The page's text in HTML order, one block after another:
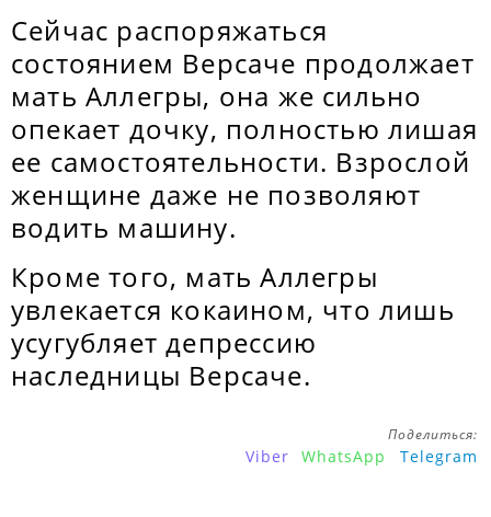
Сейчас распоряжаться
состоянием Версаче продолжает
мать Аллегры, она же сильно
опекает дочку, полностью лишая
ее самостоятельности. Взрослой
женщине даже не позволяют
водить машину.
Кроме того, мать Аллегры
увлекается кокаином, что лишь
усугубляет депрессию
наследницы Версаче.
Поделиться:
Viber WhatsApp Telegram